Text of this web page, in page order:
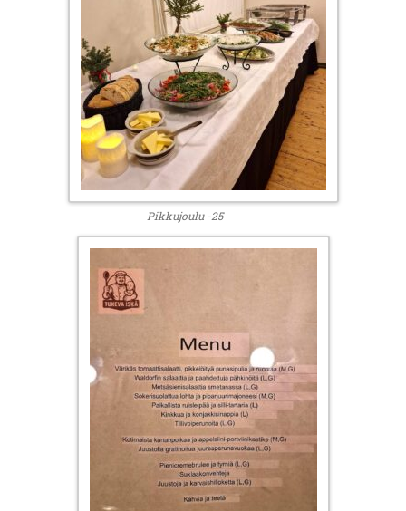
Pikkujoulu -25